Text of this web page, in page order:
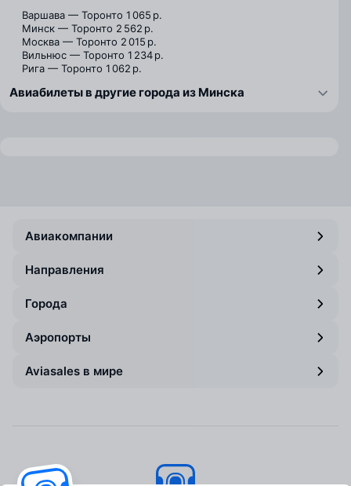
Варшава — Торонто 1 065 р.
Минск — Торонто 2 562 р.
Москва — Торонто 2 015 р.
Вильнюс — Торонто 1 234 р.
Рига — Торонто 1 062 р.
Авиабилеты в другие города из Минска
Авиакомпании
Направления
Города
Аэропорты
Aviasales в мире